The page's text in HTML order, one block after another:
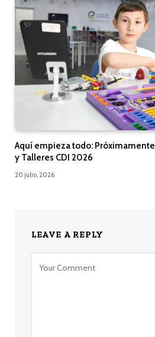
Aquí empieza todo:
y Talleres CDI 2026
20 julio, 2026
LEAVE A REPLY